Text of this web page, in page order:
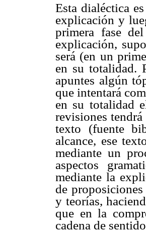
Esta dialéctica
explicación y
primera fase
explicación,
será (en un
en su totalidad.
apuntes algún
que intentará
en su totalidad
revisiones
texto (fuente
alcance, ese
mediante un
aspectos
mediante la
de
y teorías,
que en la
cadena de